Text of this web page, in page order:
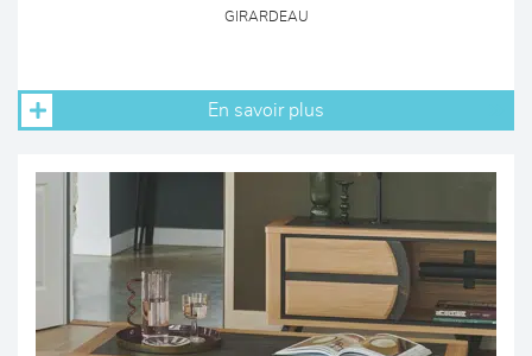
GIRARDEAU
En savoir plus